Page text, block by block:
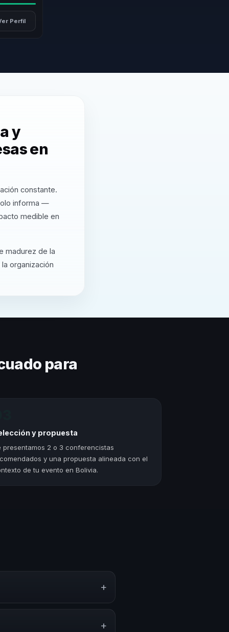
Perfil
y
en
constante.
informa —
medible en
madurez de la
organización
para
y propuesta
presentamos 2 o 3 conferencistas
y una propuesta alineada con el
de tu evento en Bolivia.
+
+